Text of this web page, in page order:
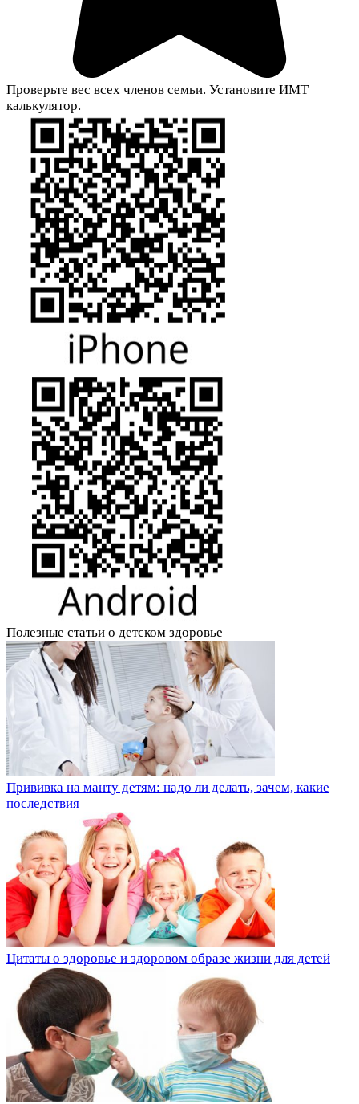
Проверьте вес всех членов семьи. Установите ИМТ
калькулятор.
Полезные статьи о детском здоровье
Прививка на манту детям: надо ли делать, зачем, какие
последствия
Цитаты о здоровье и здоровом образе жизни для детей